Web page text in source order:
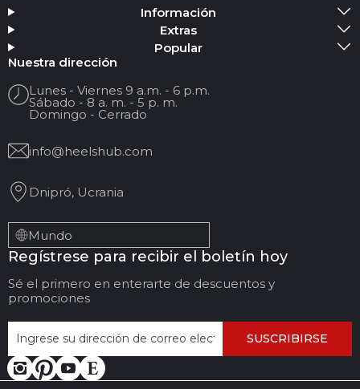
Agregar medios
Tu nombre
Su correo electrónico
Título de la reseña
Sus comentarios:
DEJAR COMENTARIOS
Información
Extras
Popular
Nuestra dirección
Lunes - Viernes 9 a.m. - 6 p.m.
Sábado - 8 a. m. - 5 p. m.
Domingo - Cerrado
info@heelshub.com
Dnipró, Ucrania
Mundo
Regístrese para recibir el boletín hoy
Sé el primero en enterarte de descuentos y
promociones
SUSCRIBIRSE